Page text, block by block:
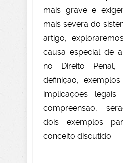
mais grave e
mais severa do
artigo,
causa especial de
no Direito Penal,
definição,
implicações
compreensão,
dois exemplos
conceito discutido.